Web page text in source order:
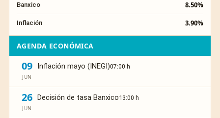
Banxico 8.50%
Inflación 3.90%
AGENDA ECONÓMICA
09
JUN
Inflación mayo (INEGI)07:00 h
26
JUN
Decisión de tasa Banxico13:00 h